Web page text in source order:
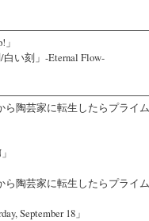
い刻」-Eternal Flow-
ら陶芸家に転生したらプライ
ら陶芸家に転生したらプライ
September 18」